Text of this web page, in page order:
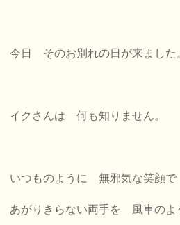
今日 そのお別れの日が来ました
イクさんは 何も知りません。
いつものように 無邪気な笑顔で
あがりきらない両手を 風車の